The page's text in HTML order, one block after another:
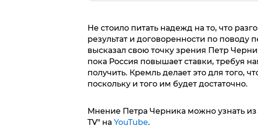
Не стоило питать надежд на то, что
результат и договоренности по поводу
высказал свою точку зрения Петр
пока Россия повышает ставки, требуя
получить. Кремль делает это для того,
поскольку и того им будет достаточно.
Мнение Петра Черника можно узнать из
TV" на YouTube.